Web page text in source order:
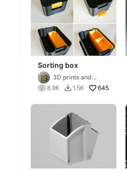
Sorting box
3D prints and
gifts
 8.9K  1.5K 645